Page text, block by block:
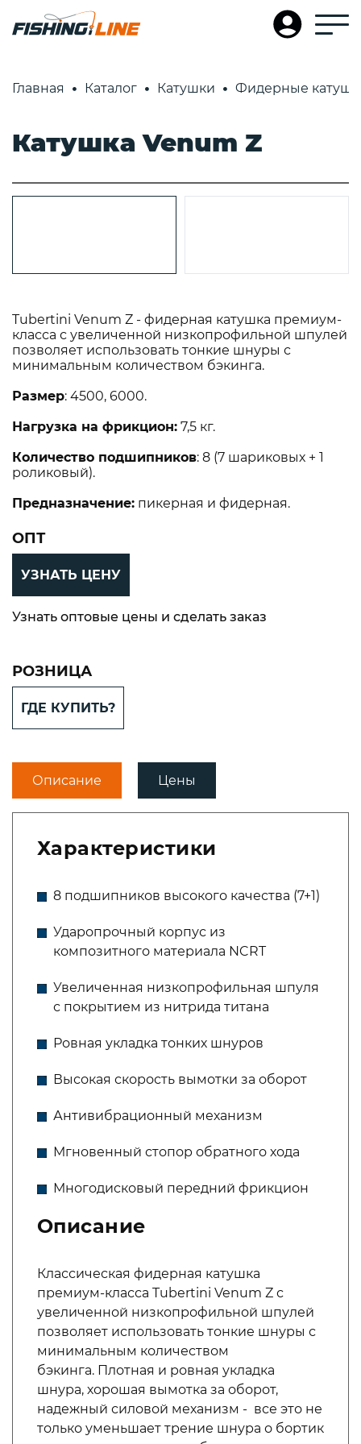
Главная Каталог Катушки Фидерные
Катушка Venum Z
Tubertini Venum Z - фидерная катушка премиум-
класса с увеличенной низкопрофильной шпулей
позволяет использовать тонкие шнуры с
минимальным количеством бэкинга.
Размер: 4500, 6000.
Нагрузка на фрикцион: 7,5 кг.
Количество подшипников: 8 (7 шариковых + 1
роликовый).
Предназначение: пикерная и фидерная.
ОПТ
УЗНАТЬ ЦЕНУ
Узнать оптовые цены и сделать заказ
РОЗНИЦА
ГДЕ КУПИТЬ?
Описание Цены
Характеристики
8 подшипников высокого качества (7+1)
Ударопрочный корпус из
композитного материала NCRT
Увеличенная низкопрофильная шпуля
с покрытием из нитрида титана
Ровная укладка тонких шнуров
Высокая скорость вымотки за оборот
Антивибрационный механизм
Мгновенный стопор обратного хода
Многодисковый передний фрикцион
Описание
Классическая фидерная катушка
премиум-класса Tubertini Venum Z с
увеличенной низкопрофильной шпулей
позволяет использовать тонкие шнуры с
минимальным количеством
бэкинга. Плотная и ровная укладка
шнура, хорошая вымотка за оборот,
надежный силовой механизм - все это не
только уменьшает трение шнура о бортик